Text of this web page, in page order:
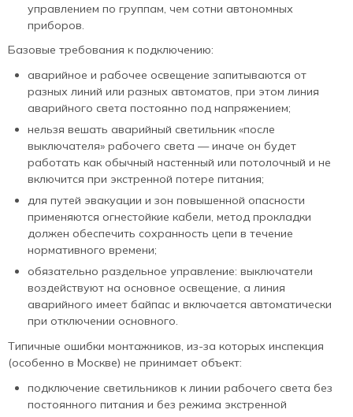
управлением по группам, чем сотни автономных
приборов.
Базовые требования к подключению:
аварийное и рабочее освещение запитываются от
разных линий или разных автоматов, при этом линия
аварийного света постоянно под напряжением;
нельзя вешать аварийный светильник «после
выключателя» рабочего света — иначе он будет
работать как обычный настенный или потолочный и не
включится при экстренной потере питания;
для путей эвакуации и зон повышенной опасности
применяются огнестойкие кабели, метод прокладки
должен обеспечить сохранность цепи в течение
нормативного времени;
обязательно раздельное управление: выключатели
воздействуют на основное освещение, а линия
аварийного имеет байпас и включается автоматически
при отключении основного.
Типичные ошибки монтажников, из-за которых инспекция
(особенно в Москве) не принимает объект:
подключение светильников к линии рабочего света без
постоянного питания и без режима экстренной